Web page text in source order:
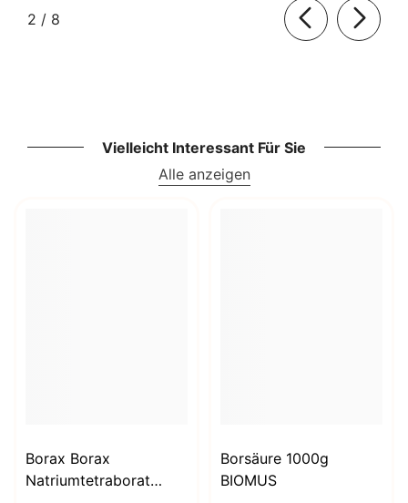
2 / von
8
Vielleicht Interessant Für Sie
Alle anzeigen
Borax Borax
Natriumtetraborat
Borsäure 1000g
BIOMUS